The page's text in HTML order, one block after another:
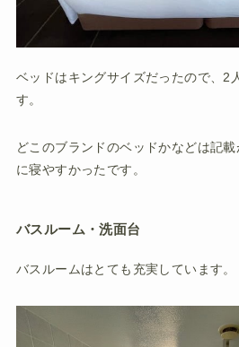
ベッドはキングサイズだったので、2
す。
どこのブランドのベッドかなどは記
に寝やすかったです。
バスルーム・洗面台
バスルームはとても充実しています。